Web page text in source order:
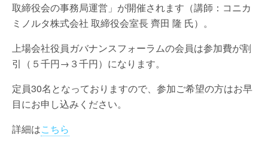
取締役会の事務局運営」が開催されます（講師：コニカ
ミノルタ株式会社 取締役会室長 齊田 隆 氏）。
上場会社役員ガバナンスフォーラムの会員は参加費が割
引（５千円→３千円）になります。
定員30名となっておりますので、参加ご希望の方はお早
目にお申し込みください。
詳細はこちら